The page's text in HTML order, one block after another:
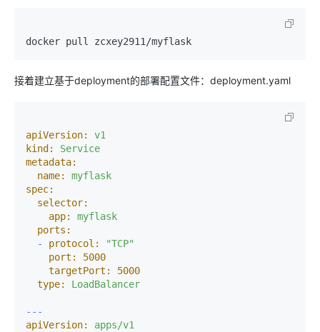
docker pull zcxey2911/myflask
接着建立基于deployment的部署配置文件：deployment.yaml
apiVersion:
v1
kind:
Service
metadata:
name:
myflask
spec:
selector:
app:
myflask
ports:
-
protocol:
"TCP"
port:
5000
targetPort:
5000
type:
LoadBalancer
---
apiVersion:
apps/v1